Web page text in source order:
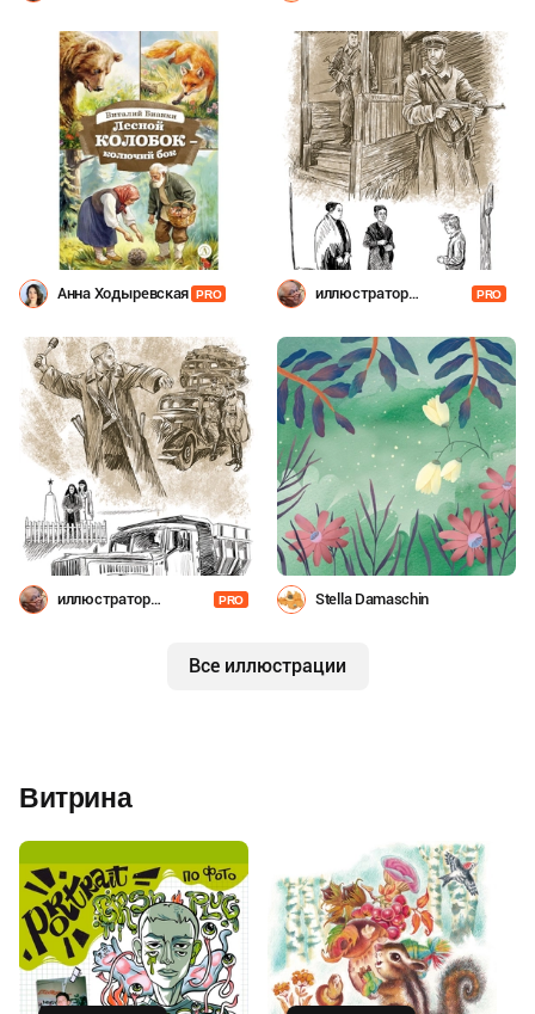
Анна Ходыревская PRO
иллюстратор
PRO
иллюстратор
PRO Stella Damaschin
Все иллюстрации
Витрина
Купить Купить